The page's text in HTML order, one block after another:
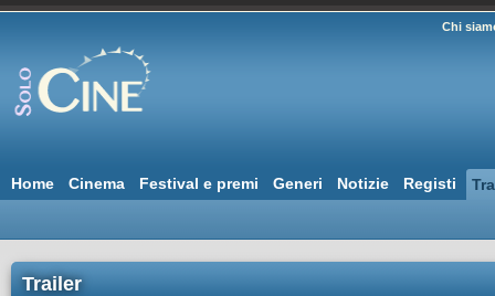
Chi
Home Cinema Festival e premi Generi Notizie Registi
Trailer